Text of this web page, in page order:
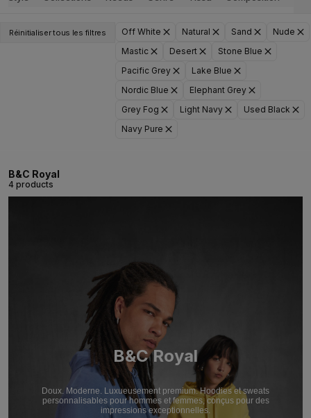
Réinitialiser tous les filtres Off White Natural Sand
Nude
Mastic
Desert
Stone Blue
Pacific Grey
Lake Blue
Nordic Blue
Elephant Grey
Grey Fog
Light Navy
Used Black
Navy Pure
B&C Royal
4 products
B&C Royal
Doux. Moderne. Luxueusement premium. Hoodies et sweats
personnalisables pour hommes et femmes, conçus pour des
impressions exceptionnelles.